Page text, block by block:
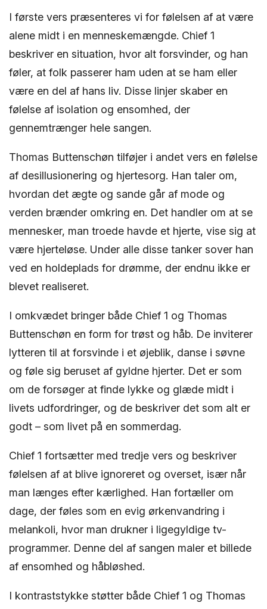
I første vers præsenteres vi for følelsen af ​​at være
alene midt i en menneskemængde. Chief 1
beskriver en situation, hvor alt forsvinder, og han
føler, at folk passerer ham uden at se ham eller
være en del af hans liv. Disse linjer skaber en
følelse af isolation og ensomhed, der
gennemtrænger hele sangen.
Thomas Buttenschøn tilføjer i andet vers en følelse
af desillusionering og hjertesorg. Han taler om,
hvordan det ægte og sande går af mode og
verden brænder omkring en. Det handler om at se
mennesker, man troede havde et hjerte, vise sig at
være hjerteløse. Under alle disse tanker sover han
ved en holdeplads for drømme, der endnu ikke er
blevet realiseret.
I omkvædet bringer både Chief 1 og Thomas
Buttenschøn en form for trøst og håb. De inviterer
lytteren til at forsvinde i et øjeblik, danse i søvne
og føle sig beruset af gyldne hjerter. Det er som
om de forsøger at finde lykke og glæde midt i
livets udfordringer, og de beskriver det som alt er
godt – som livet på en sommerdag.
Chief 1 fortsætter med tredje vers og beskriver
følelsen af ​​at blive ignoreret og overset, især når
man længes efter kærlighed. Han fortæller om
dage, der føles som en evig ørkenvandring i
melankoli, hvor man drukner i ligegyldige tv-
programmer. Denne del af sangen maler et billede
af ensomhed og håbløshed.
I kontraststykke støtter både Chief 1 og Thomas